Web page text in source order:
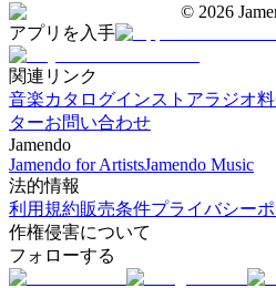
© 2026
アプリを入手
関連リンク
音楽カタログインストアラジオ
ターお問い合わせ
Jamendo
Jamendo for ArtistsJamendo Music
法的情報
利用規約販売条件プライバシー
作権侵害について
フォローする